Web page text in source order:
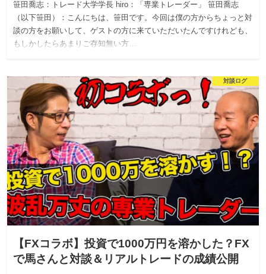
笹田喬志：トレード大学学長 hiro：「専業トレーダー」 笹田喬志
（以下笹田）：こんにちは、笹田です。今回は僕の方からちょっと対
談の方をお願いして、ゲストの方に来ていただいたんですけれども、
もしかしたらあまりご存知無い方…
対談ログ
【FXコラボ】投資で1000万円を溶かした？FX
で馬さんと対談＆リアルトレードの成績公開